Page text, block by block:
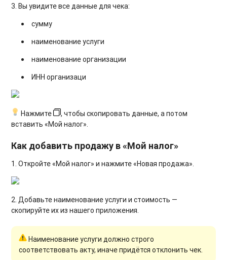
3. Вы увидите все данные для чека:
сумму
наименование услуги
наименование организации
ИНН организаци
Нажмите
, чтобы скопировать данные, а потом
вставить «Мой налог».
Как добавить продажу в «Мой налог»
1. Откройте «Мой налог» и нажмите «Новая продажа».
2. Добавьте наименование услуги и стоимость —
скопируйте их из нашего приложения.
Наименование услуги должно строго
соответствовать акту, иначе придётся отклонить чек.